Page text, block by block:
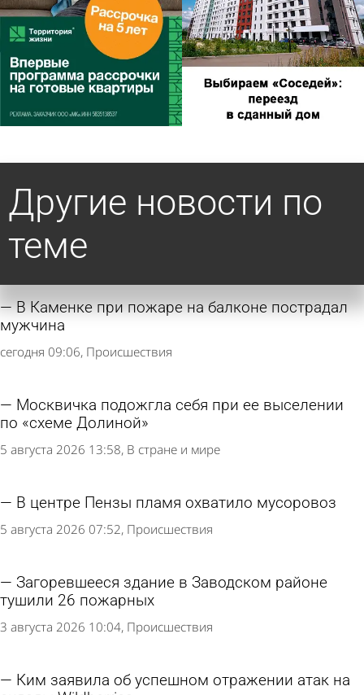
Другие новости по
теме
В Каменке при пожаре на балконе пострадал
мужчина
сегодня 09:06 Происшествия
Москвичка подожгла себя при ее выселении
по «схеме Долиной»
5 августа 2026 13:58 В стране и мире
В центре Пензы пламя охватило мусоровоз
5 августа 2026 07:52 Происшествия
Загоревшееся здание в Заводском районе
тушили 26 пожарных
3 августа 2026 10:04 Происшествия
Ким заявила об успешном отражении атак на